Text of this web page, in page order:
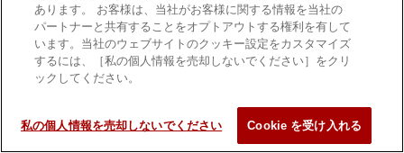
あります。 お客様は、当社がお客様に関する情報を当社の
パートナーと共有することをオプトアウトする権利を有して
います。当社のウェブサイトのクッキー設定をカスタマイズ
するには、［私の個人情報を売却しないでください］をクリ
ックしてください。
私の個人情報を売却しないでください Cookie を受け入れる